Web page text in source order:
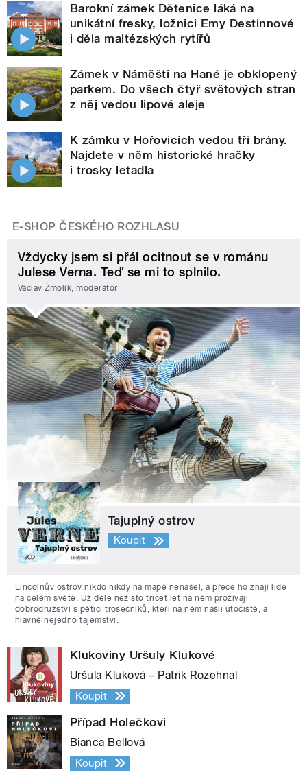
Barokní zámek Dětenice láká na
unikátní fresky, ložnici Emy Destinnové
i děla maltézských rytířů
Zámek v Náměšti na Hané je obklopený
parkem. Do všech čtyř světových stran
z něj vedou lipové aleje
K zámku v Hořovicích vedou tři brány.
Najdete v něm historické hračky
i trosky letadla
E-SHOP ČESKÉHO ROZHLASU
Vždycky jsem si přál ocitnout se v románu
Julese Verna. Teď se mi to splnilo.
Václav Žmolík, moderátor
Tajuplný ostrov
Koupit
Lincolnův ostrov nikdo nikdy na mapě nenašel, a přece ho znají lidé
na celém světě. Už déle než sto třicet let na něm prožívají
dobrodružství s pěticí trosečníků, kteří na něm našli útočiště, a
hlavně nejedno tajemství.
Klukoviny Uršuly Klukové
Uršula Kluková – Patrik Rozehnal
Koupit
Případ Holečkovi
Bianca Bellová
Koupit